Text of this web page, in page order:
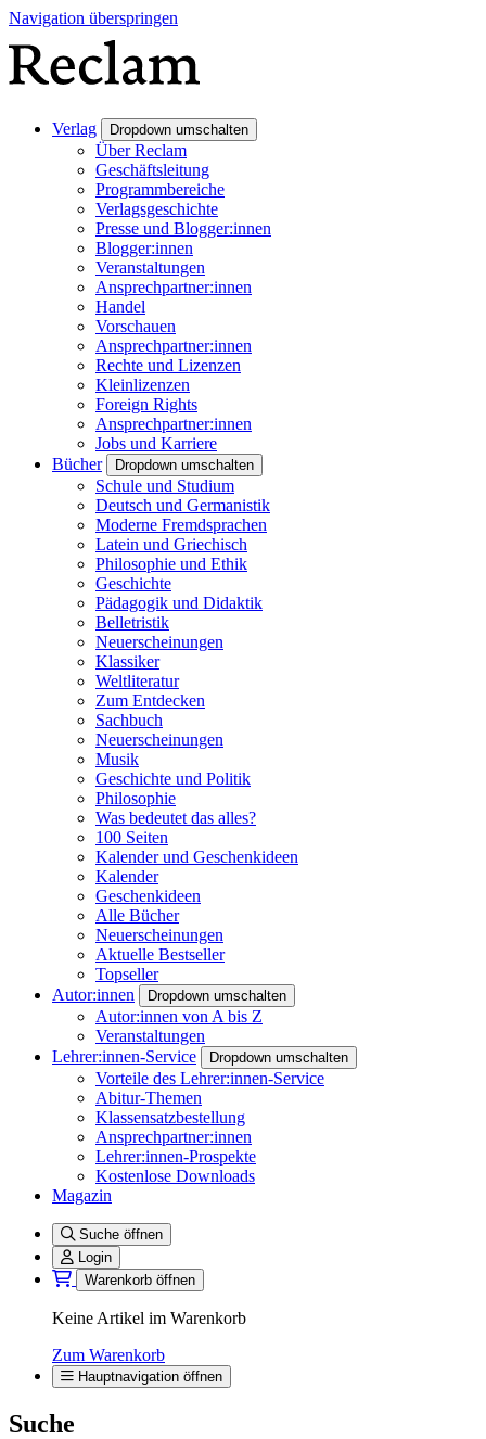
Navigation überspringen
Verlag Dropdown umschalten
Über Reclam
Geschäftsleitung
Programmbereiche
Verlagsgeschichte
Presse und Blogger:innen
Blogger:innen
Veranstaltungen
Ansprechpartner:innen
Handel
Vorschauen
Ansprechpartner:innen
Rechte und Lizenzen
Kleinlizenzen
Foreign Rights
Ansprechpartner:innen
Jobs und Karriere
Bücher
Dropdown umschalten
Schule und Studium
Deutsch und Germanistik
Moderne Fremdsprachen
Latein und Griechisch
Philosophie und Ethik
Geschichte
Pädagogik und Didaktik
Belletristik
Neuerscheinungen
Klassiker
Weltliteratur
Zum Entdecken
Sachbuch
Neuerscheinungen
Musik
Geschichte und Politik
Philosophie
Was bedeutet das alles?
100 Seiten
Kalender und Geschenkideen
Kalender
Geschenkideen
Alle Bücher
Neuerscheinungen
Aktuelle Bestseller
Topseller
Autor:innen
Dropdown umschalten
Autor:innen von A bis Z
Veranstaltungen
Lehrer:innen-Service
Dropdown umschalten
Vorteile des Lehrer:innen-Service
Abitur-Themen
Klassensatzbestellung
Ansprechpartner:innen
Lehrer:innen-Prospekte
Kostenlose Downloads
Magazin
Suche öffnen
Login
Warenkorb öffnen
Keine Artikel im Warenkorb
Zum Warenkorb
Hauptnavigation öffnen
Suche